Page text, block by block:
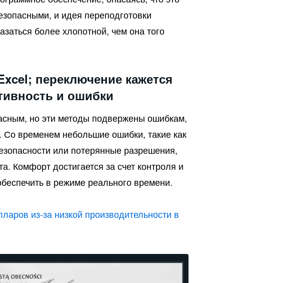
и идея переподготовки
более хлопотной, чем она того
переключение кажется
и ошибки
но эти методы подвержены ошибкам,
временем небольшие ошибки, такие как
или потерянные разрешения,
Комфорт достигается за счет контроля и
в режиме реального времени.
из-за низкой производительности в